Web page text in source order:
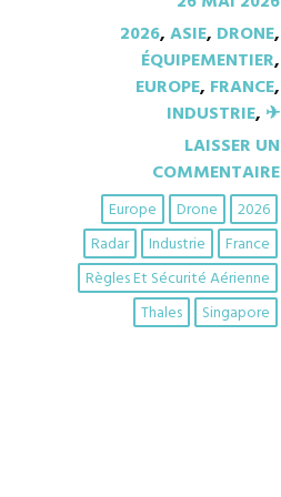
2026,ASIE, DRONE,
ÉQUIPEMENTIER,
EUROPE, FRANCE,
INDUSTRIE, ✈︎
LAISSER UN
COMMENTAIRE
2026
Drone
Europe
France
Industrie
Radar
Règles Et Sécurité Aérienne
Singapore
Thales